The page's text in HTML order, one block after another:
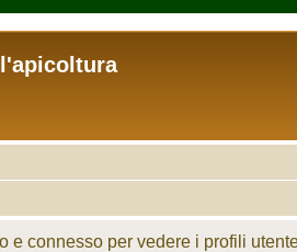
e connesso per vedere i profili